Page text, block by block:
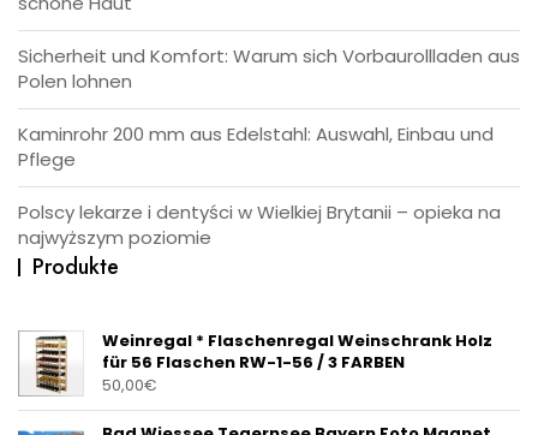
Sicherheit und Komfort: Warum sich Vorbaurollladen aus
Polen lohnen
Kaminrohr 200 mm aus Edelstahl: Auswahl, Einbau und
Pflege
Polscy lekarze i dentyści w Wielkiej Brytanii – opieka na
najwyższym poziomie
Produkte
Weinregal * Flaschenregal Weinschrank Holz
für 56 Flaschen RW-1-56 / 3 FARBEN
50,00€